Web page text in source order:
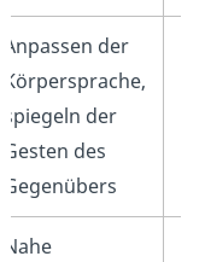
Anpassen der
Körpersprache,
spiegeln der
Gesten des
Gegenübers
Nahe